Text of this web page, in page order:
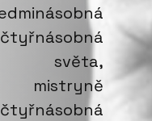
mistryně